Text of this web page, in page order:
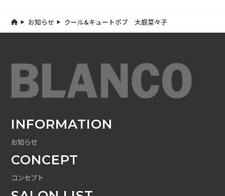
お知らせ クール&キュートボブ 大庭菜々子
INFORMATION
お知らせ
CONCEPT
コンセプト